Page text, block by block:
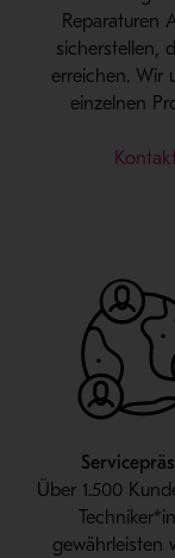
Reparaturen
sicherstellen,
erreichen. Wir
einzelnen
Über 1.500
gewährleisten